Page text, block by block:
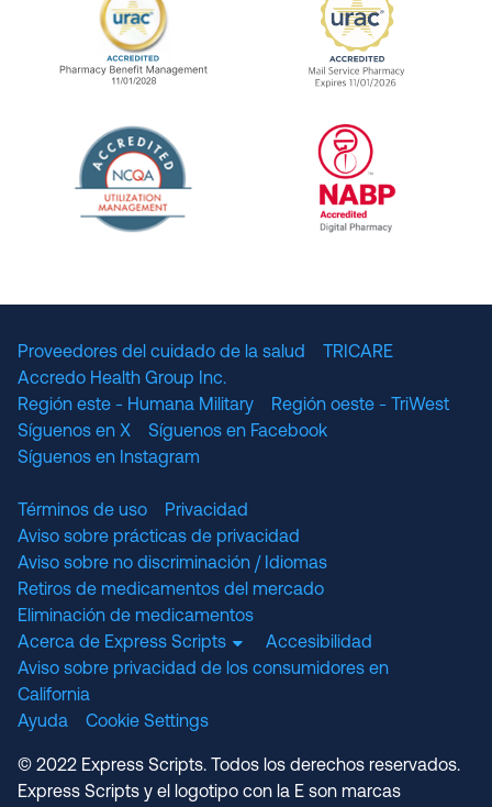
URAC Accredited Pharmacy Benefit
URAC
Proveedores del cuidado de la salud
TRICARE
Accredo Health Group Inc.
Región este - Humana Military
Región oeste - TriWest
Síguenos en X
Síguenos en Facebook
Síguenos en Instagram
Términos de uso
Privacidad
Aviso sobre prácticas de privacidad
Aviso sobre no discriminación / Idiomas
Retiros de medicamentos del mercado
Eliminación de medicamentos
Acerca de Express Scripts
Accesibilidad
Aviso sobre privacidad de los consumidores en
California
Ayuda
Cookie Settings
© 2022 Express Scripts. Todos los derechos reservados.
Express Scripts y el logotipo con la E son marcas